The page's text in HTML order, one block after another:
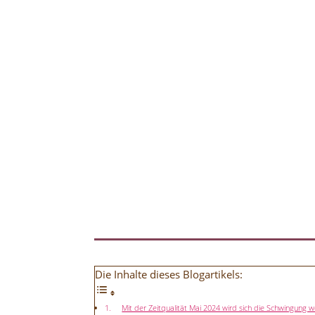
Die Inhalte dieses Blogartikels:
Mit der Zeitqualität Mai 2024 wird sich die Schwingung